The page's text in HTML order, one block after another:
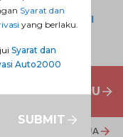
HANYA
DI
MOBIL BARU
LIHAT SEMUA
Syarat dan
yang berlaku.
Syarat dan
Auto2000
SUBMIT